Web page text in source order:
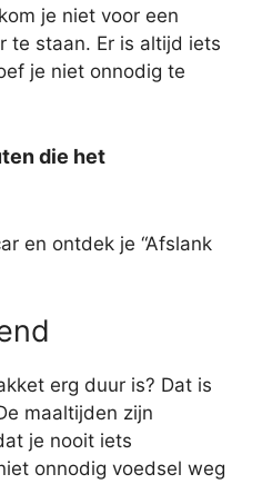
je niet voor een
te staan. Er is altijd iets
je niet onnodig te
die het
en ontdek je “Afslank
erg duur is? Dat is
maaltijden zijn
je nooit iets
onnodig voedsel weg